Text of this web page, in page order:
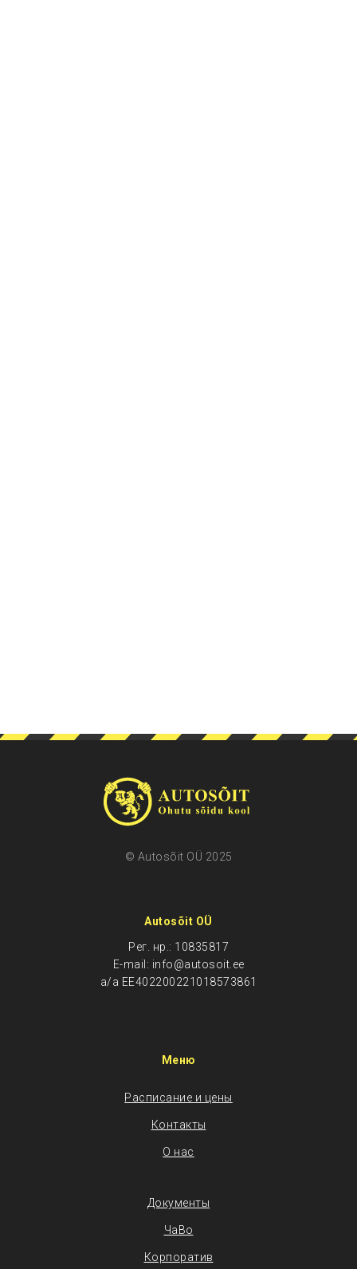
© Autosõit OÜ 2025
Autosõit OÜ
Рег. нр.: 10835817
E-mail: info@autosoit.ee
a/a EE402200221018573861
Меню
Расписание и цены
Контакты
О нас
Документы
ЧаВо
Корпоратив